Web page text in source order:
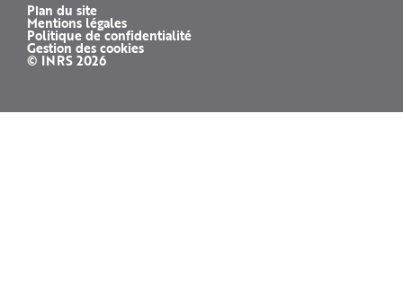
Plan du site
Mentions légales
Politique de confidentialité
Gestion des cookies
© INRS 2026